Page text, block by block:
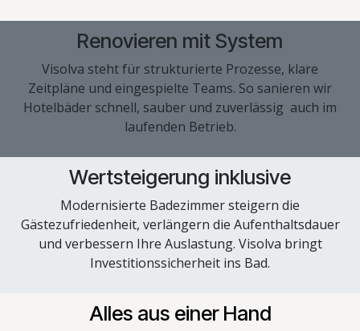
Renovieren mit System
Visolva steht für strukturierte Prozesse, klare
Zeitpläne und eingespielte Teams. So sanieren wir
Hotelbäder schnell, sauber und zuverlässig auch im
laufenden Betrieb.
Wertsteigerung inklusive
Modernisierte Badezimmer steigern die
Gästezufriedenheit, verlängern die Aufenthaltsdauer
und verbessern Ihre Auslastung. Visolva bringt
Investitionssicherheit ins Bad.
Alles aus einer Hand